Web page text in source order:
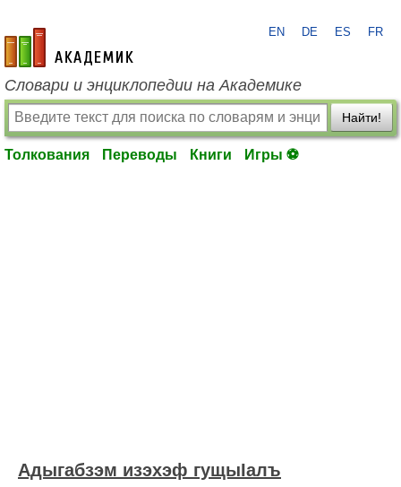
academic.ru
EN DE ES FR
Словари и энциклопедии на Академике
Найти!
Толкования Переводы Книги Игры ⚽
Адыгабзэм изэхэф гущыIалъ